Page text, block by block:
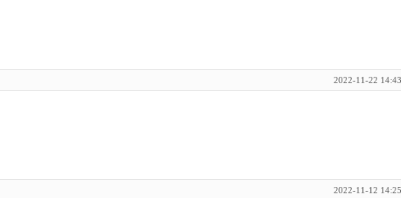
2022-11-22 14:43
2022-11-12 14:25